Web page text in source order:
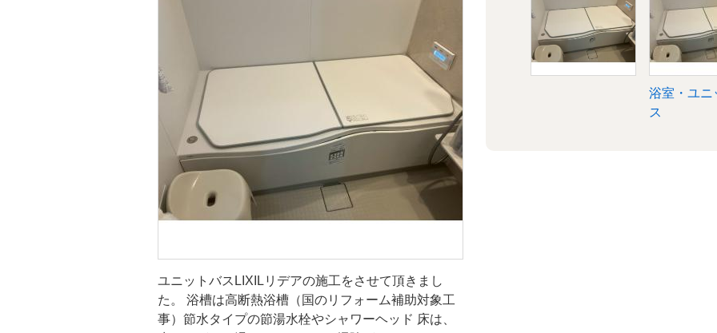
ユニットバスLIXILリデアの施工をさせて頂きまし
た。 浴槽は高断熱浴槽（国のリフォーム補助対象工
事）節水タイプの節湯水栓やシャワーヘッド 床は、
浴室・ユニットバ
浴室・ユニ
ス